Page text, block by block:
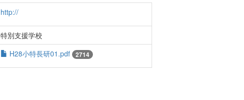
http://
特別支援学校
H28小特長研01.pdf 2714